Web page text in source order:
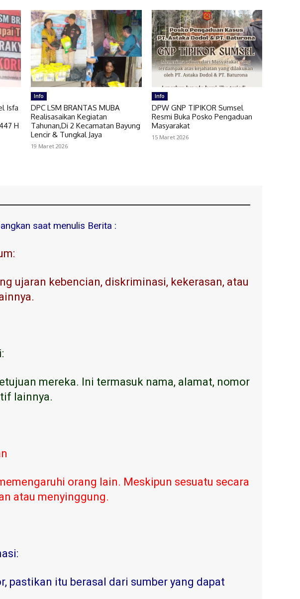
Isfa
H
Info
DPC LSM BRANTAS MUBA
Realisasaikan Kegiatan
Tahunan,Di 2 Kecamatan Bayung
Lencir & Tungkal Jaya
19 Maret 2026
Info
DPW GNP TIPIKOR Sumsel
Resmi Buka Posko Pengaduan
Masyarakat
15 Maret 2026
saat menulis Berita :
ujaran kebencian, diskriminasi, kekerasan, atau
mereka. Ini termasuk nama, alamat, nomor
lainnya.
orang lain. Meskipun sesuatu secara
atau menyinggung.
pastikan itu berasal dari sumber yang dapat